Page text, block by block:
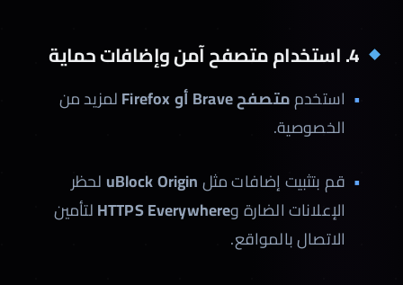
4. استخدام متصفح آمن وإضافات حماية
استخدممتصفح Brave أو Firefox
لمزيد من
الخصوصية.
قم بتثبيت إضافات مثلuBlock Origin لحظر
الإعلانات الضارة وHTTPS Everywhereلتأمين
الاتصال بالمواقع.